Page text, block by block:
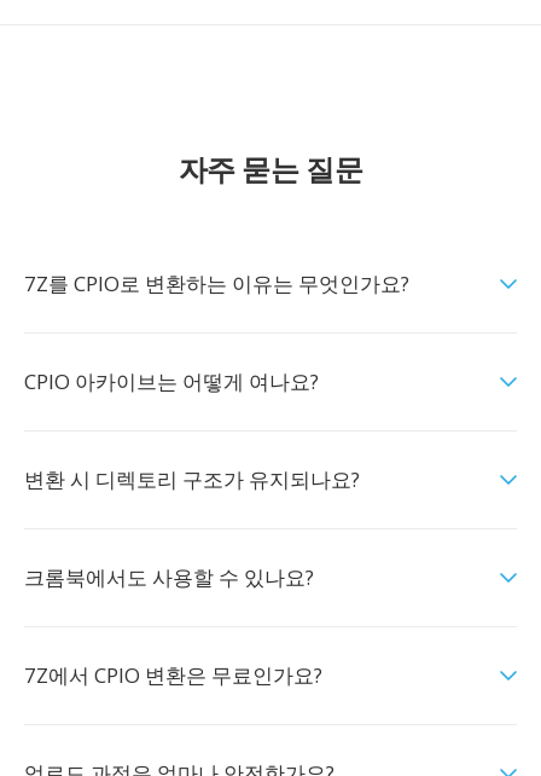
자주 묻는 질문
7Z를 CPIO로 변환하는 이유는 무엇인가요?
CPIO 아카이브는 어떻게 여나요?
변환 시 디렉토리 구조가 유지되나요?
크롬북에서도 사용할 수 있나요?
7Z에서 CPIO 변환은 무료인가요?